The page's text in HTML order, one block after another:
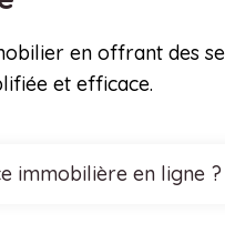
en offrant des
et efficace.
immobilière en ligne ?